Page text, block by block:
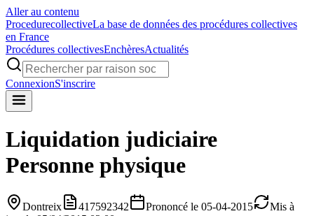
Aller au contenu
ProcedurecollectiveLa base de données des procédures collectives
en France
Procédures collectivesEnchèresActualités
ConnexionS'inscrire
Liquidation judiciaire
Personne physique
Dontreix 417592342 Prononcé le 05-04-2015
Mis à